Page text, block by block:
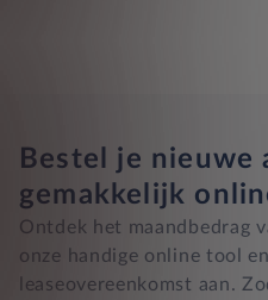
Bestel je nieuwe
gemakkelijk
Ontdek het maandbedrag
onze handige online tool
leaseovereenkomst aan.